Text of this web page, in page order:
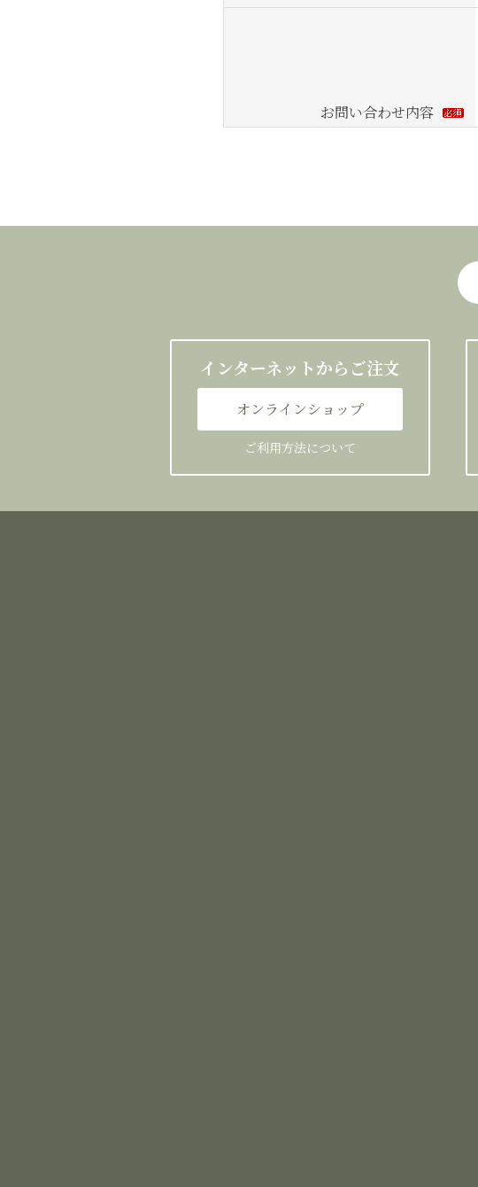
お問い合わせ内容
インターネットからご注文
オンラインショップ
ご利用方法について